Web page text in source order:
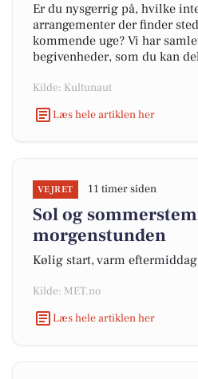
Er du nysgerrig på, hvilke
arrangementer der finder
kommende uge? Vi har
begivenheder, som du kan
Kilde: Kultunaut
Læs hele artiklen her
VEJRET 11 timer siden
Sol og
morgenstunden
Kølig start, varm
Kilde: MET.no
Læs hele artiklen her